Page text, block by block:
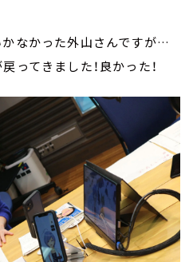
なかった外山さんですが…
ってきました！良かった！